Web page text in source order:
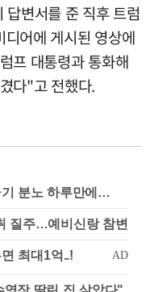
변서를 준 직후 트럼
어에 게시된 영상에
프 대통령과 통화해
다"고 전했다.
분노 하루만에…
질주…예비신랑 참변